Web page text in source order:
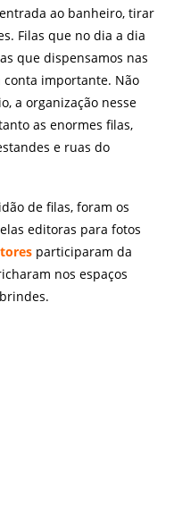
ao banheiro, tirar
Filas que no dia a dia
que dispensamos nas
conta importante. Não
a organização nesse
as enormes filas,
e ruas do
de filas, foram os
editoras para fotos
participaram da
nos espaços